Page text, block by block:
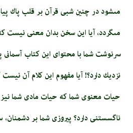
مى‏شود در چنين شبى قرآن بر قلب پاك
مى‏گردد، آيا اين سخن بدان معنى نيست
سرنوشت شما با محتواى اين كتاب آسمانى
نزديك دارد؟! آيا مفهوم اين كلام آن نيست
حيات معنوى شما كه حيات مادى شما نيز
ناگسستنى دارد؟ پيروزى شما بر دشمنان،